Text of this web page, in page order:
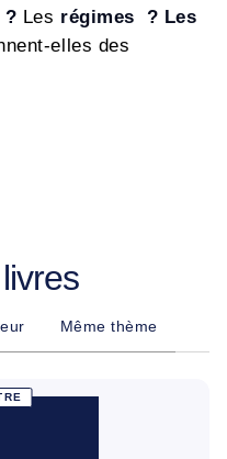
? Les régimes ? Les
elles des
Même thème